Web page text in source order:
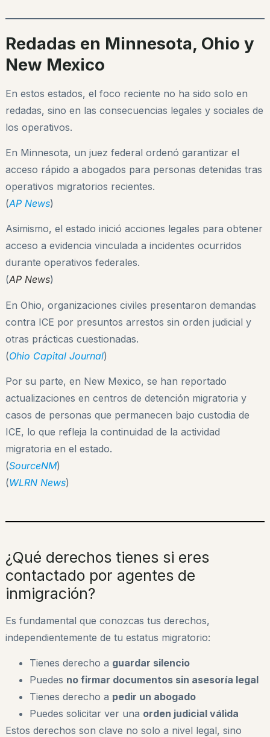
Redadas en Minnesota, Ohio y
New Mexico
En estos estados, el foco reciente no ha sido solo en
redadas, sino en las consecuencias legales y sociales de
los operativos.
En Minnesota, un juez federal ordenó garantizar el
acceso rápido a abogados para personas detenidas tras
operativos migratorios recientes.
(AP News)
Asimismo, el estado inició acciones legales para obtener
acceso a evidencia vinculada a incidentes ocurridos
durante operativos federales.
(AP News)
En Ohio, organizaciones civiles presentaron demandas
contra ICE por presuntos arrestos sin orden judicial y
otras prácticas cuestionadas.
(Ohio Capital Journal)
Por su parte, en New Mexico, se han reportado
actualizaciones en centros de detención migratoria y
casos de personas que permanecen bajo custodia de
ICE, lo que refleja la continuidad de la actividad
migratoria en el estado.
(SourceNM)
(WLRN News)
¿Qué derechos tienes si eres
contactado por agentes de
inmigración?
Es fundamental que conozcas tus derechos,
independientemente de tu estatus migratorio:
Tienes derecho a guardar silencio
Puedes no firmar documentos sin asesoría legal
Tienes derecho a pedir un abogado
Puedes solicitar ver una orden judicial válida
Estos derechos son clave no solo a nivel legal, sino